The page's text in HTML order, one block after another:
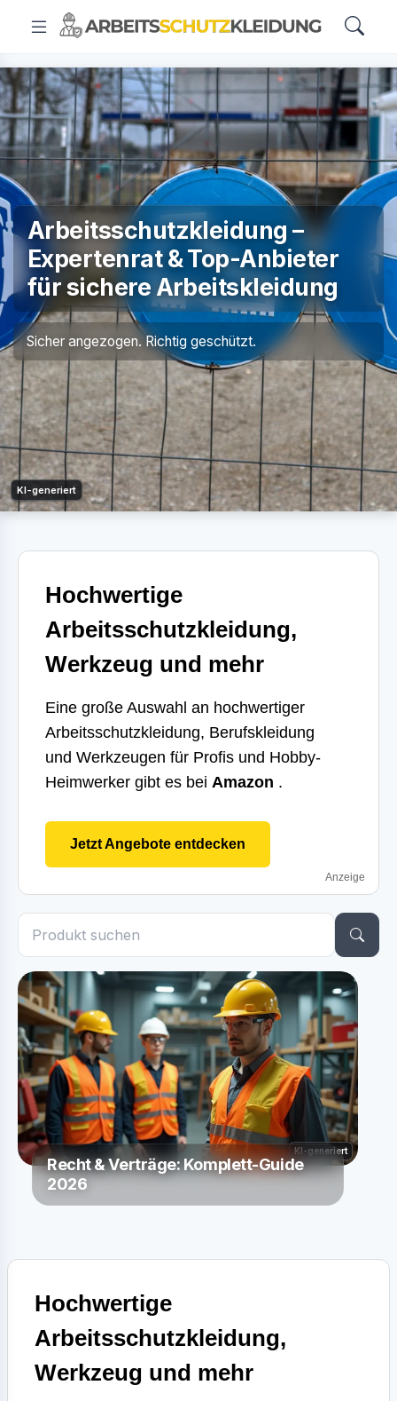
KI-generiert
Arbeitsschutzkleidung –
Expertenrat & Top-Anbieter
für sichere Arbeitskleidung
Sicher angezogen. Richtig geschützt.
Hochwertige
Arbeitsschutzkleidung,
Werkzeug und mehr
Eine große Auswahl an hochwertiger
Arbeitsschutzkleidung, Berufskleidung
und Werkzeugen für Profis und Hobby-
Heimwerker gibt es bei Amazon .
Jetzt Angebote entdecken
Anzeige
KI-generiert
Recht & Verträge: Komplett-Guide
2026
Hochwertige
Arbeitsschutzkleidung,
Werkzeug und mehr